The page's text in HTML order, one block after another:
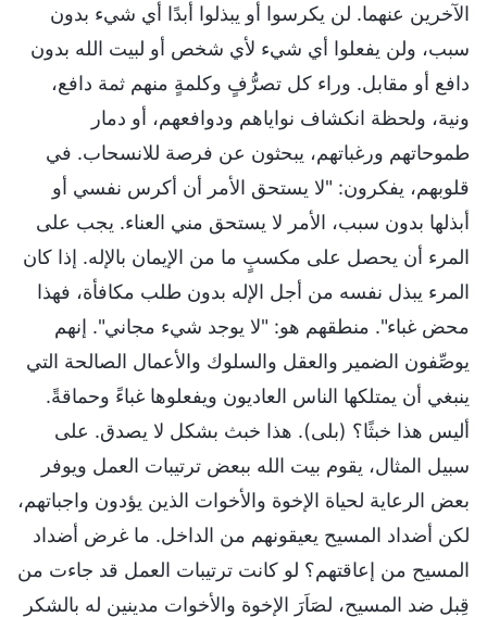
الآخرين عنهما. لن يكرسوا أو يبذلوا أبدًا أي شيء بدون
سبب، ولن يفعلوا أي شيء لأي شخص أو لبيت الله بدون
دافع أو مقابل. وراء كل تصرُّفٍ وكلمةٍ منهم ثمة دافع،
ونية، ولحظة انكشاف نواياهم ودوافعهم، أو دمار
طموحاتهم ورغباتهم، يبحثون عن فرصة للانسحاب. في
قلوبهم، يفكرون: "لا يستحق الأمر أن أكرس نفسي أو
أبذلها بدون سبب، الأمر لا يستحق مني العناء. يجب على
المرء أن يحصل على مكسبٍ ما من الإيمان بالإله. إذا كان
المرء يبذل نفسه من أجل الإله بدون طلب مكافأة، فهذا
محض غباء". منطقهم هو: "لا يوجد شيء مجاني". إنهم
يوصِّفون الضمير والعقل والسلوك والأعمال الصالحة التي
ينبغي أن يمتلكها الناس العاديون ويفعلوها غباءً وحماقةً.
أليس هذا خبثًا؟ (بلى). هذا خبث بشكل لا يصدق. على
سبيل المثال، يقوم بيت الله ببعض ترتيبات العمل ويوفر
بعض الرعاية لحياة الإخوة والأخوات الذين يؤدون واجباتهم،
لكن أضداد المسيح يعيقونهم من الداخل. ما غرض أضداد
المسيح من إعاقتهم؟ لو كانت ترتيبات العمل قد جاءت من
قِبل ضد المسيح، لصَاَرَ الإخوة والأخوات مدينين له بالشكر